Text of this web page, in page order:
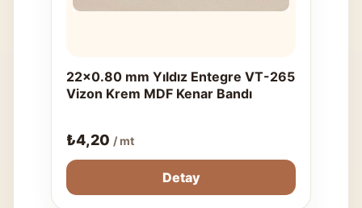
22x0.80 mm Yıldız Entegre VT-265
Vizon Krem MDF Kenar Bandı
₺4,20 / mt
Detay